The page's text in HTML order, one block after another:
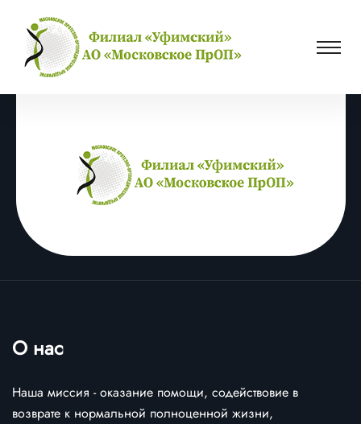
О нас
Наша миссия - оказание помощи, содействовие в
возврате к нормальной полноценной жизни,